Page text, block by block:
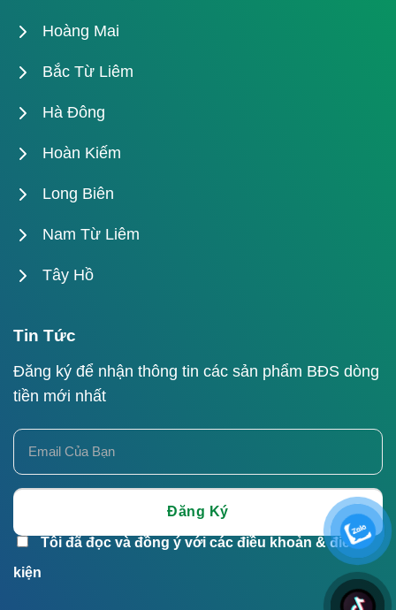
Hoàng Mai
Bắc Từ Liêm
Hà Đông
Hoàn Kiếm
Long Biên
Nam Từ Liêm
Tây Hồ
Tin Tức
Đăng ký để nhận thông tin các sản phẩm BĐS dòng
tiền mới nhất
Tôi đã đọc và đồng ý với các điều khoản & điều
kiện